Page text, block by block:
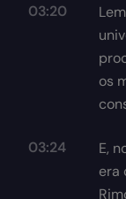
03:20
os
03:24
E,
era